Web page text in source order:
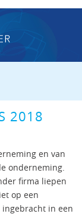
2018
en van
onderneming.
firma liepen
op een
in een